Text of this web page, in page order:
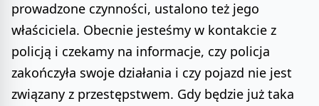
prowadzone czynności, ustalono też jego
właściciela. Obecnie jesteśmy w kontakcie z
policją i czekamy na informacje, czy policja
zakończyła swoje działania i czy pojazd nie jest
związany z przestępstwem. Gdy będzie już taka